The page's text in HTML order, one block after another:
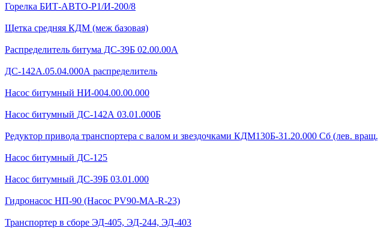
Горелка БИТ-АВТО-Р1/И-200/8
Щетка средняя КДМ (меж базовая)
Распределитель битума ДС-39Б 02.00.00А
ДС-142А.05.04.000А распределитель
Насос битумный НИ-004.00.00.000
Насос битумный ДС-142А 03.01.000Б
Редуктор привода транспортера с валом и звездочками КДМ130Б-31.20.000 Сб (лев.
Насос битумный ДС-125
Насос битумный ДС-39Б 03.01.000
Гидронасос НП-90 (Насос PV90-MA-R-23)
Транспортер в сборе ЭД-405, ЭД-244, ЭД-403